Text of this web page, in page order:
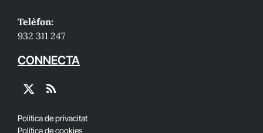
Telèfon:
932 311 247
CONNECTA
X
RSS
Política de privacitat
Política de cookies